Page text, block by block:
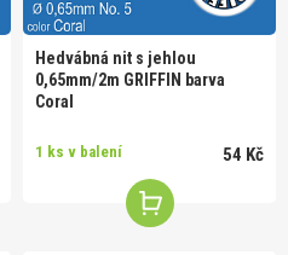
Hedvábná nit s jehlou
0,65mm/2m GRIFFIN barva
Coral
1 ks v balení 54 Kč